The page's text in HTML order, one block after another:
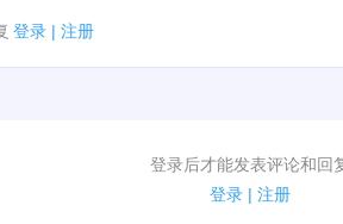
登录 | 注册
登录后才能发表评论和回
登录 | 注册
新用户可以发表评论了！